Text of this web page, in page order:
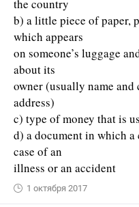
the country
b) a little piece of paper,
which appears
on someone’s luggage
about its
owner (usually name and
address)
c) type of money that is
d) a document in which
case of an
illness or an accident
1 октября 2017